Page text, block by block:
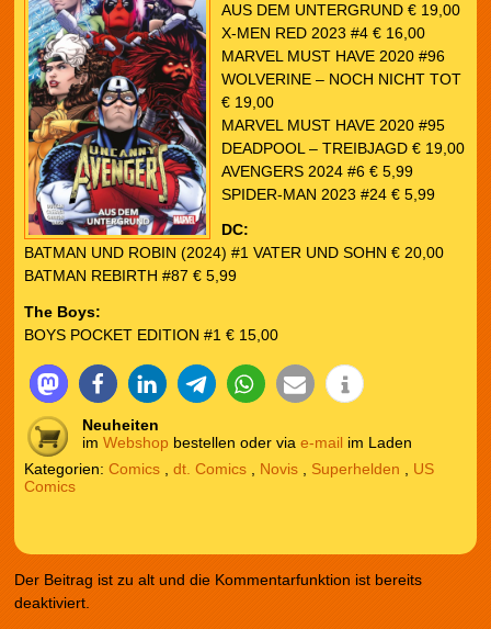
AUS DEM UNTERGRUND € 19,00
X-MEN RED 2023 #4 € 16,00
MARVEL MUST HAVE 2020 #96
WOLVERINE – NOCH NICHT TOT
€ 19,00
MARVEL MUST HAVE 2020 #95
DEADPOOL – TREIBJAGD € 19,00
AVENGERS 2024 #6 € 5,99
SPIDER-MAN 2023 #24 € 5,99
DC:
BATMAN UND ROBIN (2024) #1 VATER UND SOHN € 20,00
BATMAN REBIRTH #87 € 5,99
The Boys:
BOYS POCKET EDITION #1 € 15,00
Neuheiten
im Webshop bestellen oder via e-mail im Laden
Kategorien: Comics, dt. Comics, Novis, Superhelden
US
Comics
Der Beitrag ist zu alt und die Kommentarfunktion ist bereits
deaktiviert.